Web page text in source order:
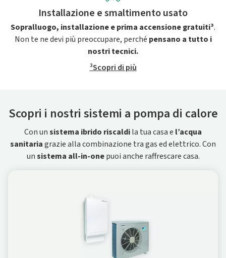
Installazione e smaltimento usato
Sopralluogo, installazione e prima accensione gratuiti³.
Non te ne devi più preoccupare, perché pensano a tutto i
nostri tecnici.
³Scopri di più
Scopri i nostri sistemi a pompa di calore
Con unsistema ibrido riscaldila tua casa e l’acqua
sanitariagrazie alla combinazione tra gas ed elettrico. Con
unsistema all-in-onepuoi anche raffrescare casa.